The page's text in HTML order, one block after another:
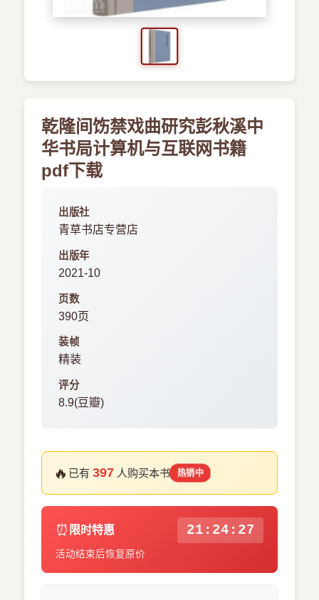
乾隆间饬禁戏曲研究彭秋溪中
华书局计算机与互联网书籍
pdf下载
出版社
青草书店专营店
出版年
2021-10
页数
390页
装帧
精装
评分
8.9(豆瓣)
🔥 已有397 人购买本书 热销中
⏰ 限时特惠 21:24:27
活动结束后恢复原价